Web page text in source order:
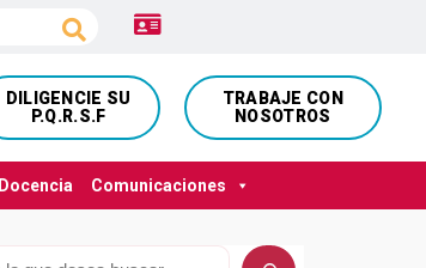
DILIGENCIE SU
P.Q.R.S.F
TRABAJE CON
NOSOTROS
Docencia Comunicaciones